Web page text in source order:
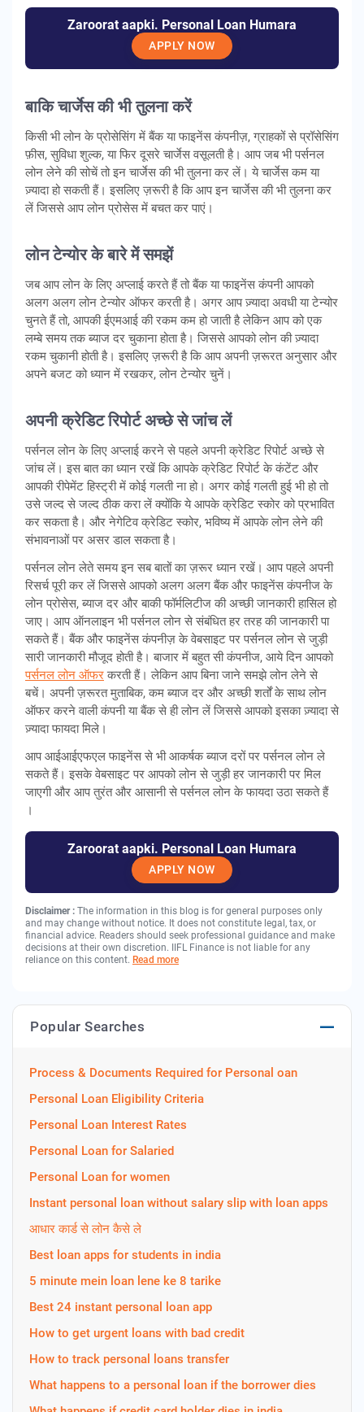
Zaroorat aapki. Personal Loan Humara
APPLY NOW
बाकि चार्जेस की भी तुलना करें
किसी भी लोन के प्रोसेसिंग में बैंक या फाइनेंस कंपनीज़, ग्राहकों से प्रॉसेसिंग
फ़ीस, सुविधा शुल्क, या फिर दूसरे चार्जेस वसूलती है। आप जब भी पर्सनल
लोन लेने की सोचें तो इन चार्जेस की भी तुलना कर लें। ये चार्जेस कम या
ज़्यादा हो सकती हैं। इसलिए ज़रूरी है कि आप इन चार्जेस की भी तुलना कर
लें जिससे आप लोन प्रोसेस में बचत कर पाएं।
लोन टेन्योर के बारे में समझें
जब आप लोन के लिए अप्लाई करते हैं तो बैंक या फाइनेंस कंपनी आपको
अलग अलग लोन टेन्योर ऑफर करती है। अगर आप ज़्यादा अवधी या टेन्योर
चुनते हैं तो, आपकी ईएमआई की रकम कम हो जाती है लेकिन आप को एक
लम्बे समय तक ब्याज दर चुकाना होता है। जिससे आपको लोन की ज़्यादा
रकम चुकानी होती है। इसलिए ज़रूरी है कि आप अपनी ज़रूरत अनुसार और
अपने बजट को ध्यान में रखकर, लोन टेन्योर चुनें।
अपनी क्रेडिट रिपोर्ट अच्छे से जांच लें
पर्सनल लोन के लिए अप्लाई करने से पहले अपनी क्रेडिट रिपोर्ट अच्छे से
जांच लें। इस बात का ध्यान रखें कि आपके क्रेडिट रिपोर्ट के कंटेंट और
आपकी रीपेमेंट हिस्ट्री में कोई गलती ना हो। अगर कोई गलती हुई भी हो तो
उसे जल्द से जल्द ठीक करा लें क्योंकि ये आपके क्रेडिट स्कोर को प्रभावित
कर सकता है। और नेगेटिव क्रेडिट स्कोर, भविष्य में आपके लोन लेने की
संभावनाओं पर असर डाल सकता है।
पर्सनल लोन लेते समय इन सब बातों का ज़रूर ध्यान रखें। आप पहले अपनी
रिसर्च पूरी कर लें जिससे आपको अलग अलग बैंक और फाइनेंस कंपनीज के
लोन प्रोसेस, ब्याज दर और बाकी फॉर्मलिटीज की अच्छी जानकारी हासिल हो
जाए। आप ऑनलाइन भी पर्सनल लोन से संबंधित हर तरह की जानकारी पा
सकते हैं। बैंक और फाइनेंस कंपनीज़ के वेबसाइट पर पर्सनल लोन से जुड़ी
सारी जानकारी मौजूद होती है। बाजार में बहुत सी कंपनीज, आये दिन आपको
पर्सनल लोन ऑफरकरती हैं। लेकिन आप बिना जाने समझे लोन लेने से
बचें। अपनी ज़रूरत मुताबिक, कम ब्याज दर और अच्छी शर्तों के साथ लोन
ऑफर करने वाली कंपनी या बैंक से ही लोन लें जिससे आपको इसका ज़्यादा से
ज़्यादा फायदा मिले।
आप आईआईएफएल फाइनेंस से भी आकर्षक ब्याज दरों पर पर्सनल लोन ले
सकते हैं। इसके वेबसाइट पर आपको लोन से जुड़ी हर जानकारी पर मिल
जाएगी और आप तुरंत और आसानी से पर्सनल लोन के फायदा उठा सकते हैं
।
Zaroorat aapki. Personal Loan Humara
APPLY NOW
Disclaimer : The information in this blog is for general purposes only
and may change without notice. It does not constitute legal, tax, or
financial advice. Readers should seek professional guidance and make
decisions at their own discretion. IIFL Finance is not liable for any
reliance on this content. Read more
Popular Searches
Process & Documents Required for Personal oan
Personal Loan Eligibility Criteria
Personal Loan Interest Rates
Personal Loan for Salaried
Personal Loan for women
Instant personal loan without salary slip with loan apps
आधार कार्ड से लोन कैसे ले
Best loan apps for students in india
5 minute mein loan lene ke 8 tarike
Best 24 instant personal loan app
How to get urgent loans with bad credit
How to track personal loans transfer
What happens to a personal loan if the borrower dies